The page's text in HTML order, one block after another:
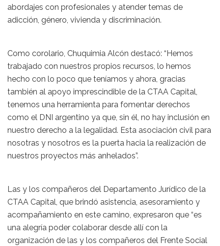
abordajes con profesionales y atender temas de
adicción, género, vivienda y discriminación.
Como corolario, Chuquimia Alcón destacó: “Hemos
trabajado con nuestros propios recursos, lo hemos
hecho con lo poco que teníamos y ahora, gracias
también al apoyo imprescindible de la CTAA Capital,
tenemos una herramienta para fomentar derechos
como el DNI argentino ya que, sin él, no hay inclusión en
nuestro derecho a la legalidad. Esta asociación civil para
nosotras y nosotros es la puerta hacia la realización de
nuestros proyectos más anhelados”.
Las y los compañeros del Departamento Jurídico de la
CTAA Capital, que brindó asistencia, asesoramiento y
acompañamiento en este camino, expresaron que “es
una alegría poder colaborar desde allí con la
organización de las y los compañeros del Frente Social